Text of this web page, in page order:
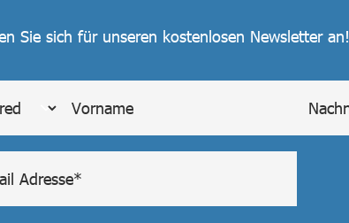
Sie sich für unseren kostenlosen Newsletter an!